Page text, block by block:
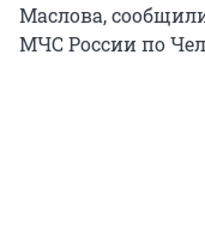
Маслова,
МЧС России по